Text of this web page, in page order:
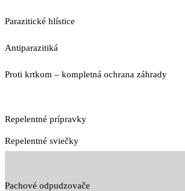
Parazitické hlístice
Antiparazitiká
Proti krtkom – kompletná ochrana záhrady
Repelentné prípravky
Repelentné sviečky
Pachové odpudzovače